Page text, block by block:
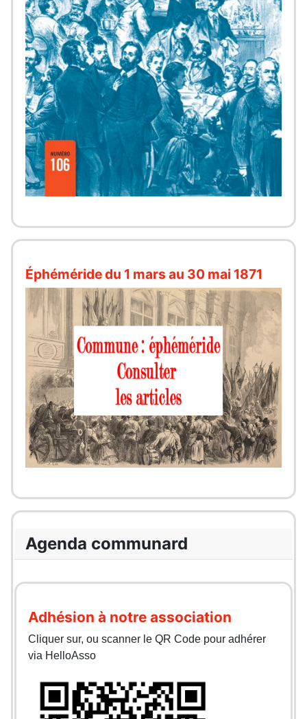
Éphéméride du 1 mars au 30 mai 1871
Agenda communard
Adhésion à notre association
Cliquer sur, ou scanner le QR Code pour adhérer
via HelloAsso